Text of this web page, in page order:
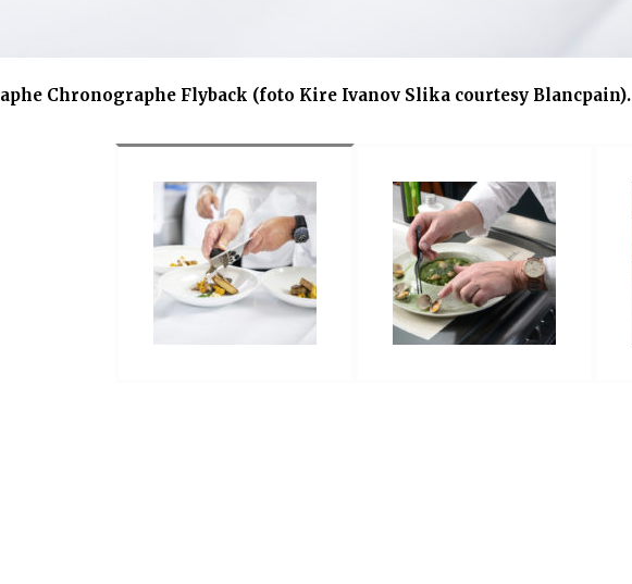
Chronographe Flyback (foto Kire Ivanov Slika courtesy Blancpain).